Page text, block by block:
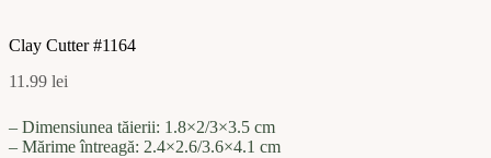
Clay Cutter #1164
11.99 lei
– Dimensiunea tăierii: 1.8×2/3×3.5 cm
– Mărime întreagă: 2.4×2.6/3.6×4.1 cm